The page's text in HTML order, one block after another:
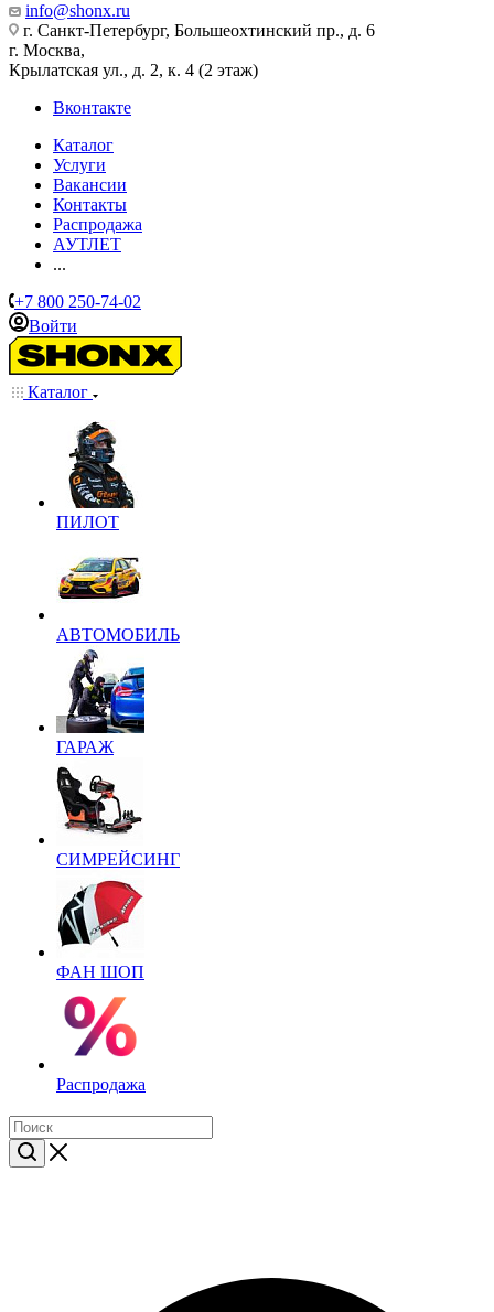
info@shonx.ru
г. Санкт-Петербург, Большеохтинский пр., д. 6
г. Москва,
Крылатская ул., д. 2, к. 4 (2 этаж)
Вконтакте
Каталог
Услуги
Вакансии
Контакты
Распродажа
АУТЛЕТ
...
+7 800 250-74-02
Войти
Каталог
ПИЛОТ
АВТОМОБИЛЬ
ГАРАЖ
СИМРЕЙСИНГ
ФАН ШОП
Распродажа